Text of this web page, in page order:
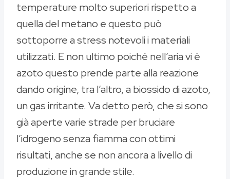
temperature molto superiori rispetto a
quella del metano e questo può
sottoporre a stress notevoli i materiali
utilizzati. E non ultimo poiché nell’aria vi è
azoto questo prende parte alla reazione
dando origine, tra l’altro, a biossido di azoto,
un gas irritante. Va detto però, che si sono
già aperte varie strade per bruciare
l’idrogeno senza fiamma con ottimi
risultati, anche se non ancora a livello di
produzione in grande stile.